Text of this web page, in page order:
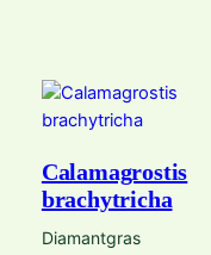
Calamagrostis
brachytricha
Diamantgras